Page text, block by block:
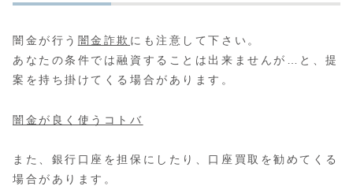
闇金が行う 闇金詐欺 にも注意して下さい。
あなたの条件では融資することは出来ませんが…と、提
案を持ち掛けてくる場合があります。
闇金が良く使うコトバ
また、銀行口座を担保にしたり、口座買取を勧めてくる
場合があります。